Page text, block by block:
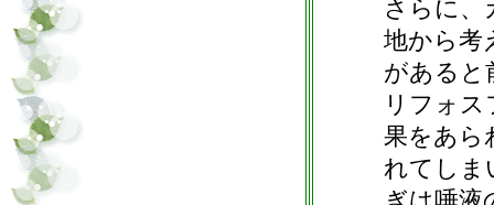
さらに
地から考
があると
リフォ
果をあら
れてしま